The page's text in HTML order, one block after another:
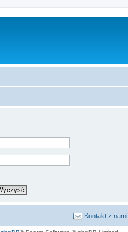
Kontakt z nami